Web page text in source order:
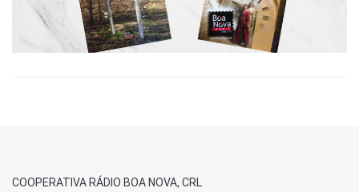
COOPERATIVA RÁDIO BOA NOVA, CRL